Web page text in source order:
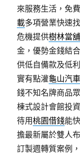
來服務生活，免
載多項營業快速
危機提供樹林當
金，優勢金錢結
供低自備款及低
實有點灌龜山汽
錢不知名牌商品
棟式設計會館投
待用桃園借錢能
擔最新屬於雙人
訂製週轉質案例